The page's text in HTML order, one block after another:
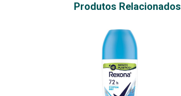
Produtos Relacionados